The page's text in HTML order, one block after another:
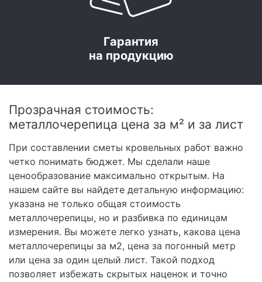
Гарантия
на продукцию
Прозрачная стоимость:
металлочерепица цена за м² и за лист
При составлении сметы кровельных работ важно
четко понимать бюджет. Мы сделали наше
ценообразование максимально открытым. На
нашем сайте вы найдете детальную информацию:
указана не только общая стоимость
металлочерепицы, но и разбивка по единицам
измерения. Вы можете легко узнать, какова цена
металлочерепицы за м2, цена за погонный метр
или цена за один целый лист. Такой подход
позволяет избежать скрытых наценок и точно